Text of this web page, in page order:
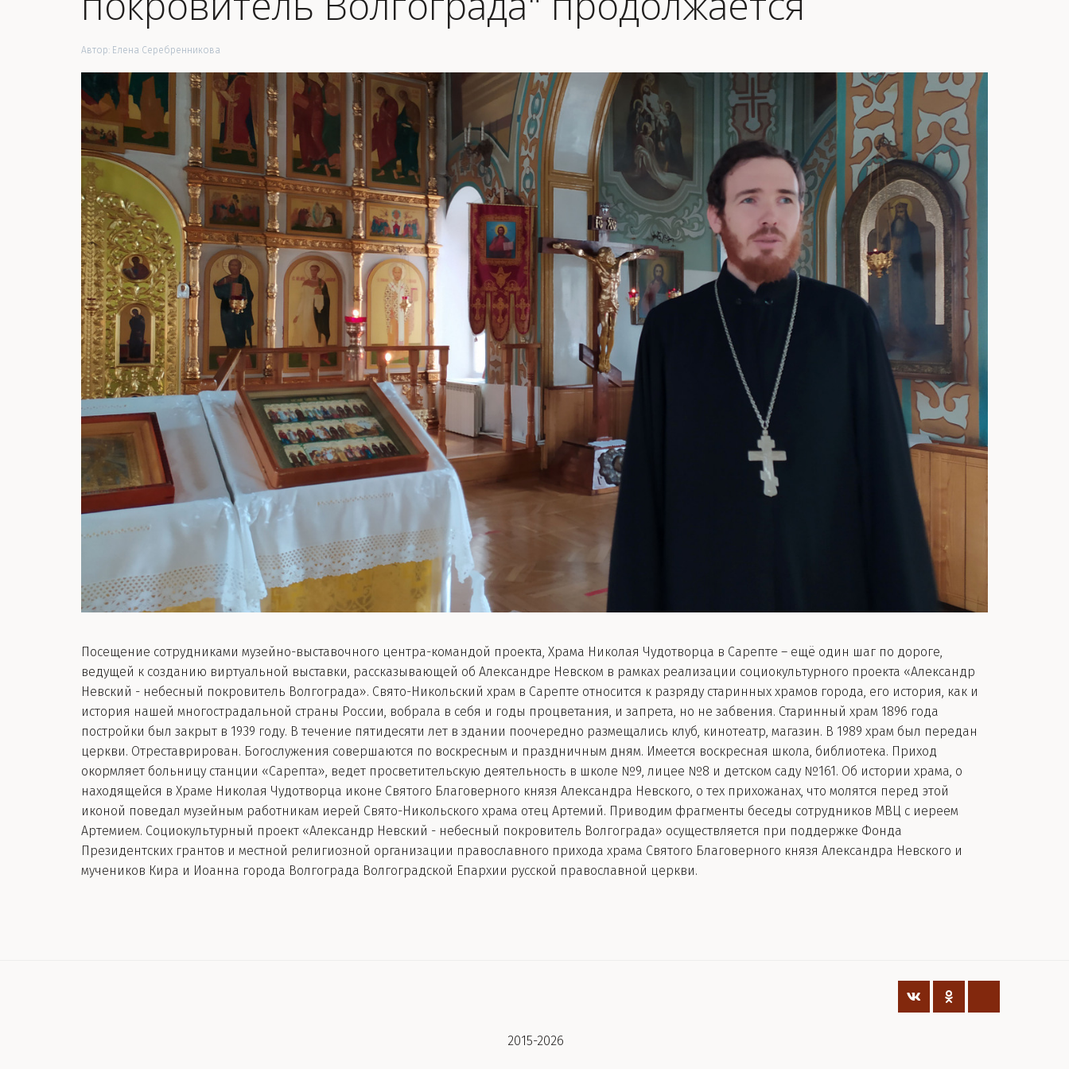
Автор: Елена Серебренникова
Посещение сотрудниками музейно-выставочного центра-командой проекта, Храма Николая Чудотворца в Сарепте – ещё один шаг по дороге,
ведущей к созданию виртуальной выставки, рассказывающей об Александре Невском в рамках реализации социокультурного проекта «Александр
Невский - небесный покровитель Волгограда». Свято-Никольский храм в Сарепте относится к разряду старинных храмов города, его история, как и
история нашей многострадальной страны России, вобрала в себя и годы процветания, и запрета, но не забвения. Старинный храм 1896 года
постройки был закрыт в 1939 году. В течение пятидесяти лет в здании поочередно размещались клуб, кинотеатр, магазин. В 1989 храм был передан
церкви. Отреставрирован. Богослужения совершаются по воскресным и праздничным дням. Имеется воскресная школа, библиотека. Приход
окормляет больницу станции «Сарепта», ведет просветительскую деятельность в школе №9, лицее №8 и детском саду №161. Об истории храма, о
находящейся в Храме Николая Чудотворца иконе Святого Благоверного князя Александра Невского, о тех прихожанах, что молятся перед этой
иконой поведал музейным работникам иерей Свято-Никольского храма отец Артемий. Приводим фрагменты беседы сотрудников МВЦ с иереем
Артемием. Социокультурный проект «Александр Невский - небесный покровитель Волгограда» осуществляется при поддержке Фонда
Президентских грантов и местной религиозной организации православного прихода храма Святого Благоверного князя Александра Невского и
мучеников Кира и Иоанна города Волгограда Волгоградской Епархии русской православной церкви.
2015-2026